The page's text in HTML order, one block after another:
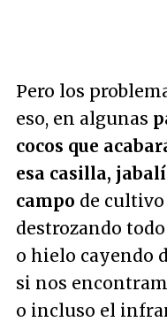
Pero los
eso, en algunas
cocos que
esa casilla,
campo de cultivo
destrozando
o hielo cayendo
si nos
o incluso el